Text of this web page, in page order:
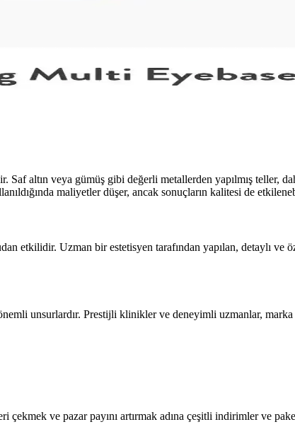
bir Japon göz bazıdır. Kullanıcılar uzun süreli
altın veya gümüş gibi değerli metallerden yapılmış teller,
maliyetler düşer, ancak sonuçların kalitesi de
etkilidir. Uzman bir estetisyen tarafından yapılan, detaylı ve
unsurlardır. Prestijli klinikler ve deneyimli uzmanlar,
ve pazar payını artırmak adına çeşitli indirimler ve